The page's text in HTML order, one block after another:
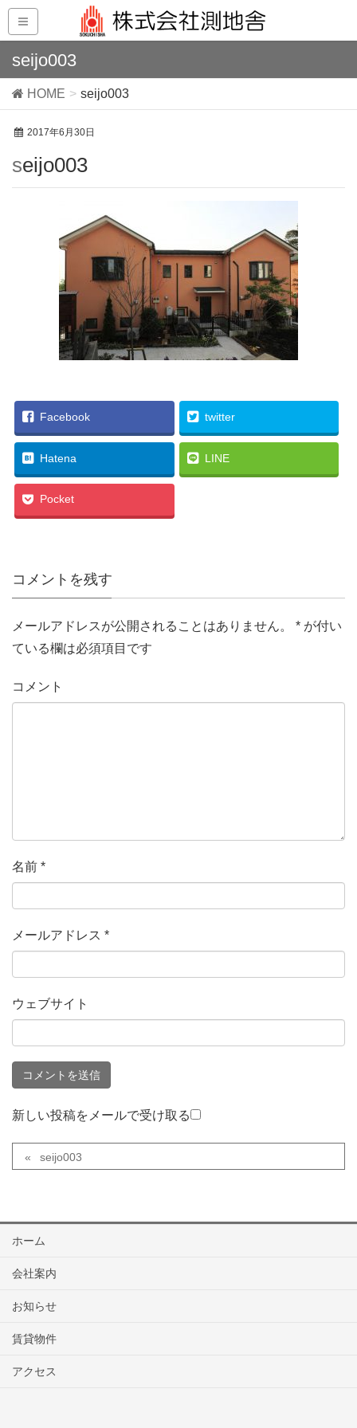
seijo003
HOME seijo003
2017年6月30日
seijo003
Facebook twitter
Hatena LINE
Pocket
コメントを残す
メールアドレスが公開されることはありません。 * が付い
ている欄は必須項目です
コメント
名前 *
メールアドレス *
ウェブサイト
新しい投稿をメールで受け取る
seijo003
ホーム
会社案内
お知らせ
賃貸物件
アクセス